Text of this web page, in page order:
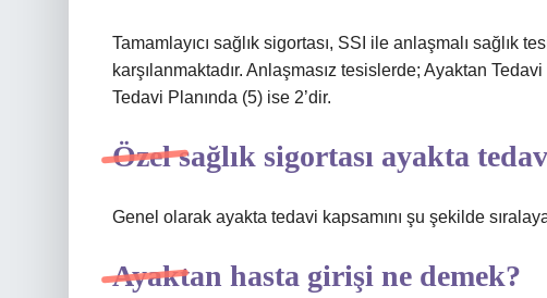
Tamamlayıcı sağlık sigortası, SSI ile anlaşmalı sağlık
karşılanmaktadır. Anlaşmasız tesislerde; Ayaktan
Tedavi Planında (5) ise 2’dir.
Özel sağlık sigortası ayakta
Genel olarak ayakta tedavi kapsamını şu şekilde
Ayaktan hasta girişi ne demek?